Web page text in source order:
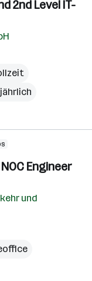
2nd Level IT-
Engineer
und